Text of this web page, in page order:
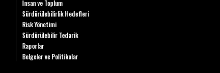
İnsan ve Toplum
Sürdürülebilirlik Hedefleri
Risk Yönetimi
Sürdürülebilir Tedarik
Raporlar
Belgeler ve Politikalar